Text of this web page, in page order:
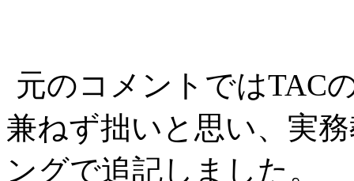
元のコメントではTAC
兼ねず拙いと思い、実
ングで追記しました。